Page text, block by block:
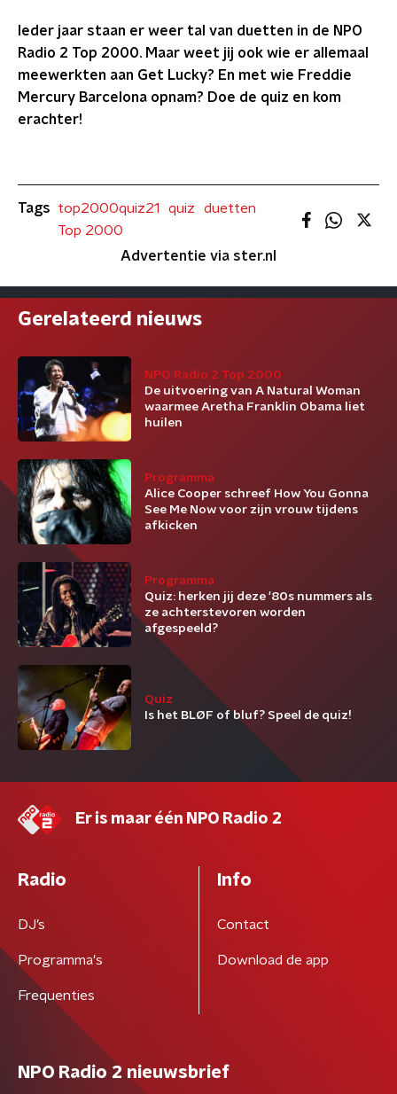
Ieder jaar staan er weer tal van duetten in de NPO
Radio 2 Top 2000. Maar weet jij ook wie er allemaal
meewerkten aan Get Lucky? En met wie Freddie
Mercury Barcelona opnam? Doe de quiz en kom
erachter!
Tags top2000quiz21 quiz
duetten
Top 2000
Advertentie via ster.nl
Gerelateerd nieuws
NPO Radio 2 Top 2000
De uitvoering van A Natural Woman
waarmee Aretha Franklin Obama liet
huilen
Programma
Alice Cooper schreef How You Gonna
See Me Now voor zijn vrouw tijdens
afkicken
Programma
Quiz: herken jij deze '80s nummers als
ze achterstevoren worden
afgespeeld?
Quiz
Is het BLØF of bluf? Speel de quiz!
Er is maar één NPO Radio 2
Radio
DJ’s
Programma's
Frequenties
Info
Contact
Download de app
NPO Radio 2 nieuwsbrief